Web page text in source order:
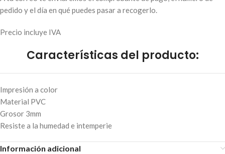
pedido y el día en qué puedes pasar a recogerlo.
Precio incluye IVA
Características del producto:
Impresión a color
Material PVC
Grosor 3mm
Resiste a la humedad e intemperie
Información adicional